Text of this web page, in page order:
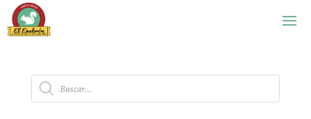
Búsqueda
de
productos